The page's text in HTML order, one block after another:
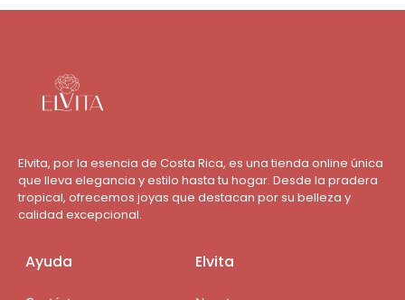
Elvita, por la esencia de Costa Rica, es una tienda online única
que lleva elegancia y estilo hasta tu hogar. Desde la pradera
tropical, ofrecemos joyas que destacan por su belleza y
calidad excepcional.
Ayuda Elvita